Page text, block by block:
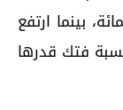
تبلغ 98 في المائة، بينما ارتفع
ألفا و683 حالة وبنسبة فتك قدرها